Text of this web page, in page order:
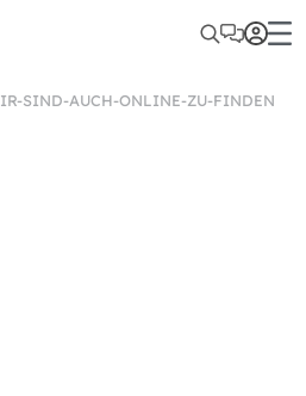
WIR-SIND-AUCH-ONLINE-ZU-FINDEN